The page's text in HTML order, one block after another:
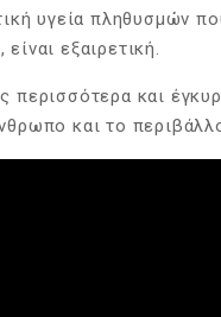
υγεία πληθυσμών
εξαιρετική.
περισσότερα και
και το